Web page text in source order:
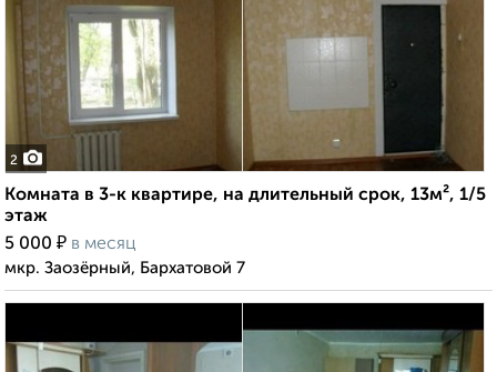
2
Комната в 3-к квартире, на длительный срок, 13м², 1/5
этаж
5 000 ₽ в месяц
мкр. Заозёрный, Бархатовой 7